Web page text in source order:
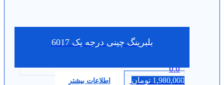
بلبرینگ چینی درجه یک 6017
0.0
1,980,000 تومان اطلاعات بیشتر